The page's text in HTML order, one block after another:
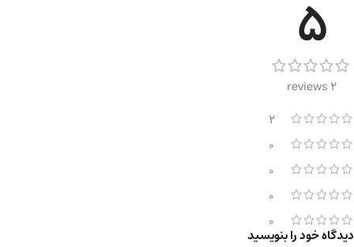
5
2 reviews
2
0
0
0
0
دیدگاه خود را بنویسید